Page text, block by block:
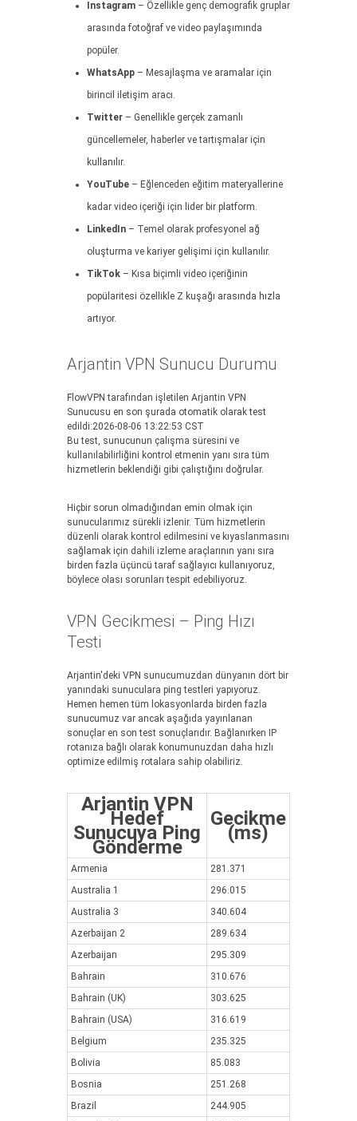
Instagram – Özellikle genç demografik gruplar
arasında fotoğraf ve video paylaşımında
popüler.
WhatsApp – Mesajlaşma ve aramalar için
birincil iletişim aracı.
Twitter – Genellikle gerçek zamanlı
güncellemeler, haberler ve tartışmalar için
kullanılır.
YouTube – Eğlenceden eğitim materyallerine
kadar video içeriği için lider bir platform.
LinkedIn – Temel olarak profesyonel ağ
oluşturma ve kariyer gelişimi için kullanılır.
TikTok – Kısa biçimli video içeriğinin
popülaritesi özellikle Z kuşağı arasında hızla
artıyor.
Arjantin VPN Sunucu Durumu
FlowVPN tarafından işletilen Arjantin VPN
Sunucusu en son şurada otomatik olarak test
edildi:2026-08-06 13:22:53 CST
Bu test, sunucunun çalışma süresini ve
kullanılabilirliğini kontrol etmenin yanı sıra tüm
hizmetlerin beklendiği gibi çalıştığını doğrular.
Hiçbir sorun olmadığından emin olmak için
sunucularımız sürekli izlenir. Tüm hizmetlerin
düzenli olarak kontrol edilmesini ve kıyaslanmasını
sağlamak için dahili izleme araçlarının yanı sıra
birden fazla üçüncü taraf sağlayıcı kullanıyoruz,
böylece olası sorunları tespit edebiliyoruz.
VPN Gecikmesi – Ping Hızı
Testi
Arjantin'deki VPN sunucumuzdan dünyanın dört bir
yanındaki sunuculara ping testleri yapıyoruz.
Hemen hemen tüm lokasyonlarda birden fazla
sunucumuz var ancak aşağıda yayınlanan
sonuçlar en son test sonuçlarıdır. Bağlanırken IP
rotanıza bağlı olarak konumunuzdan daha hızlı
optimize edilmiş rotalara sahip olabiliriz.
Arjantin VPN
Hedef
Sunucuya Ping
Gönderme
Gecikme
(ms)
Armenia
281.371
Australia 1
296.015
Australia 3
340.604
Azerbaijan 2
289.634
Azerbaijan
295.309
Bahrain
310.676
Bahrain (UK)
303.625
Bahrain (USA)
316.619
Belgium
235.325
Bolivia
85.083
Bosnia
251.268
Brazil
244.905